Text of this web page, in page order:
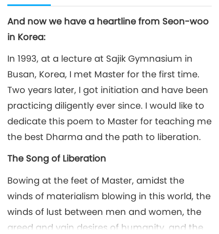
And now we have a heartline from Seon-woo
in Korea:
In 1993, at a lecture at Sajik Gymnasium in
Busan, Korea, I met Master for the first time.
Two years later, I got initiation and have been
practicing diligently ever since. I would like to
dedicate this poem to Master for teaching me
the best Dharma and the path to liberation.
The Song of Liberation
Bowing at the feet of Master, amidst the
winds of materialism blowing in this world, the
winds of lust between men and women, the
greed and vain desires of humanity, and the